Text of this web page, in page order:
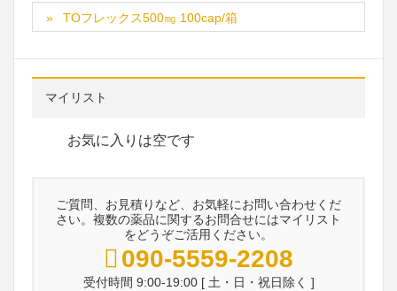
TOフレックス500㎎ 100cap/箱
マイリスト
お気に入りは空です
ご質問、お見積りなど、お気軽にお問い合わせくだ
さい。複数の薬品に関するお問合せにはマイリスト
をどうぞご活用ください。
090-5559-2208
受付時間 9:00-19:00 [ 土・日・祝日除く ]